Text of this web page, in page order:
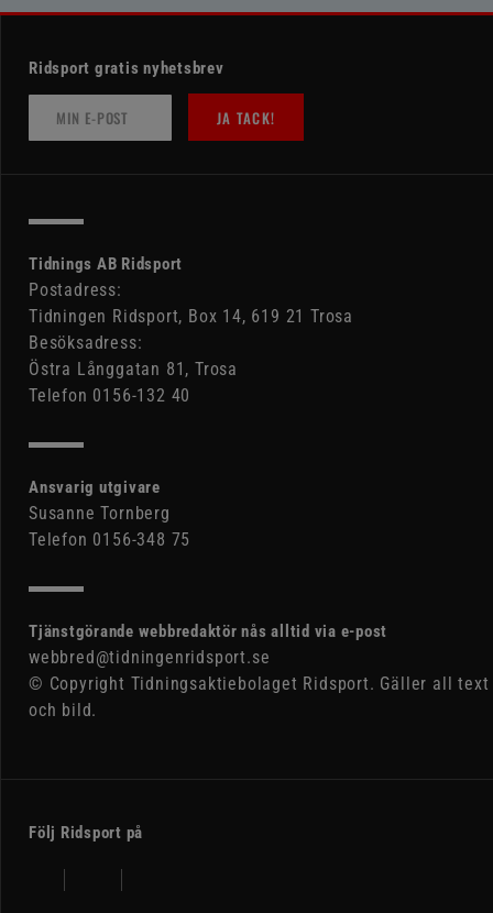
Ridsport gratis nyhetsbrev
JA TACK!
Tidnings AB Ridsport
Postadress:
Tidningen Ridsport, Box 14, 619 21 Trosa
Besöksadress:
Östra Långgatan 81, Trosa
Telefon 0156-132 40
Ansvarig utgivare
Susanne Tornberg
Telefon 0156-348 75
Tjänstgörande webbredaktör nås alltid via e-post
webbred@tidningenridsport.se
© Copyright Tidningsaktiebolaget Ridsport. Gäller all text
och bild.
Följ Ridsport på